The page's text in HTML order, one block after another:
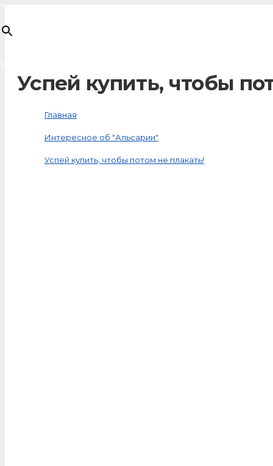
Успей купить, чтобы
Главная
Интересное об "Альсарии"
Успей купить, чтобы потом не плакать!